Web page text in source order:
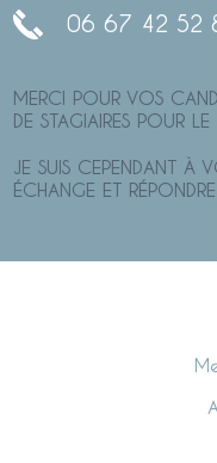
06 67 42 52
MERCI POUR VOS
DE STAGIAIRES POUR
JE SUIS CEPENDANT À
ÉCHANGE ET